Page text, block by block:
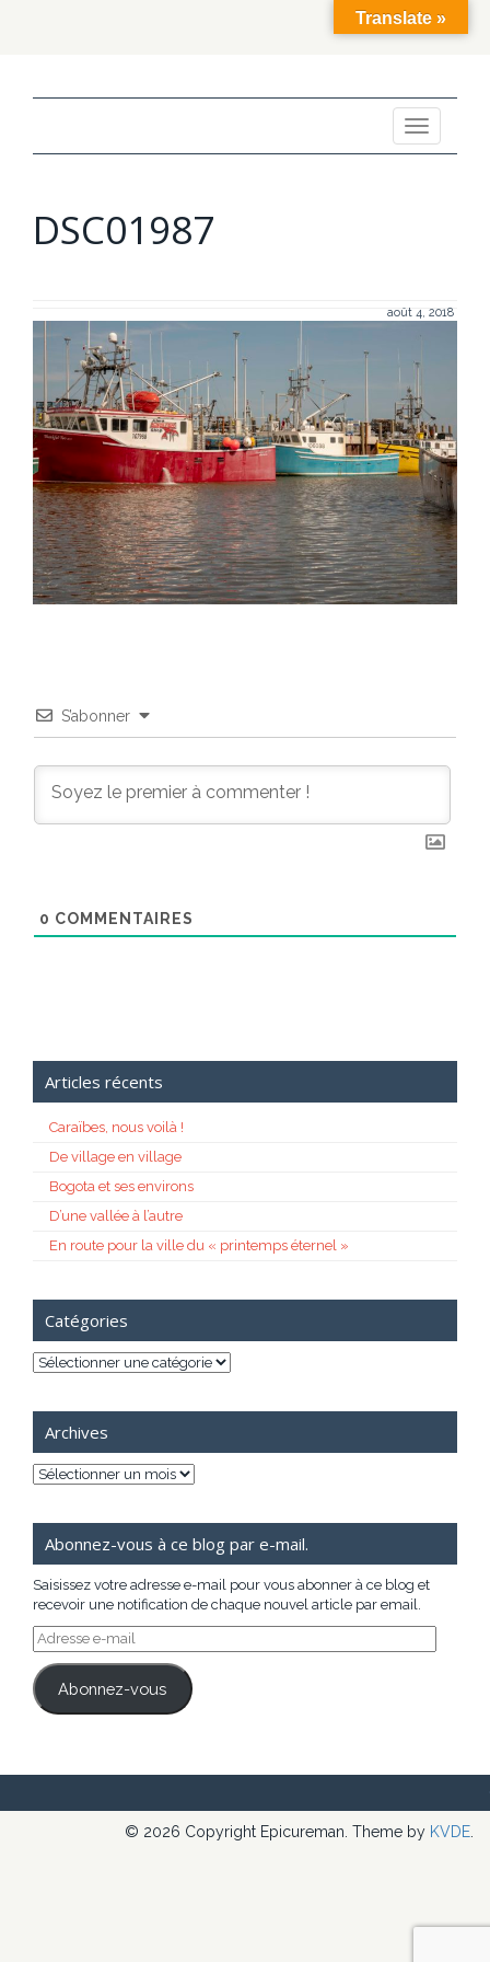
Toggle
navigation
DSC01987
août 4, 2018
S’abonner
0 COMMENTAIRES
Articles récents
Caraïbes, nous voilà !
De village en village
Bogota et ses environs
D’une vallée à l’autre
En route pour la ville du « printemps éternel »
Catégories
Catégories
Archives
Archives
Abonnez-vous à ce blog par e-mail.
Saisissez votre adresse e-mail pour vous abonner à ce blog et
recevoir une notification de chaque nouvel article par email.
Adresse
e-
mail
Abonnez-vous
© 2026 Copyright Epicureman. Theme by KVDE.
Translate »